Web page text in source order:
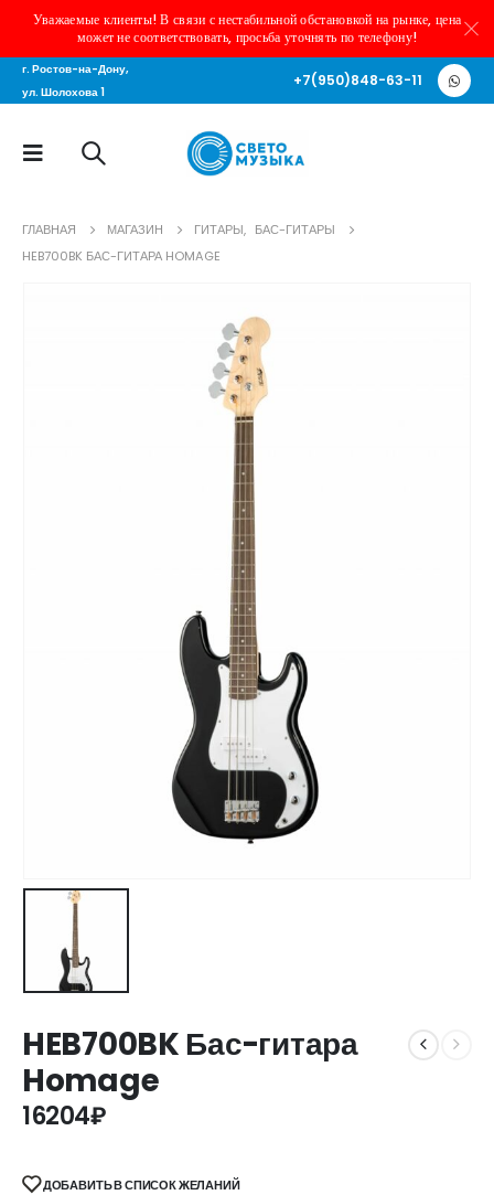
Уважаемые клиенты! В связи с нестабильной обстановкой на рынке, цена
может не соответствовать, просьба уточнять по телефону!
г. Ростов-на-Дону,
ул. Шолохова 1
+7(950)848-63-11
ГЛАВНАЯ МАГАЗИН ГИТАРЫ, БАС-ГИТАРЫ
HEB700BK БАС-ГИТАРА HOMAGE
HEB700BK Бас-гитара
Homage
16204₽
ДОБАВИТЬ В СПИСОК ЖЕЛАНИЙ